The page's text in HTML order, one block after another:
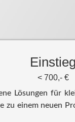
Einstieg
< 700,- €
Lösungen für
zu einem neuen